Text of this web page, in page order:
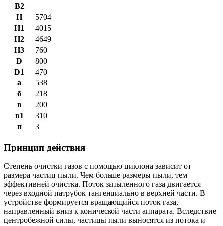
B2
H
5704
H1
4015
H2
4649
H3
760
D
800
D1
470
а
538
б
218
в
200
в1
310
п
3
Принцип действия
Степень очистки газов с помощью циклона зависит от
размера частиц пыли. Чем больше размеры пыли, тем
эффективней очистка. Поток запыленного газа двигается
через входной патрубок тангенциально в верхней части. В
устройстве формируется вращающийся поток газа,
направленный вниз к конической части аппарата. Вследствие
центробежной силы, частицы пыли выносятся из потока и